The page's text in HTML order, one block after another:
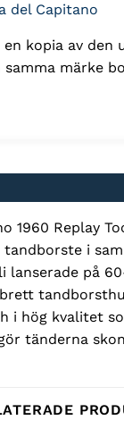
del Capitano
kopia av den
märke
1960 Replay
i
lanserade på
i hög kvalitet
tänderna